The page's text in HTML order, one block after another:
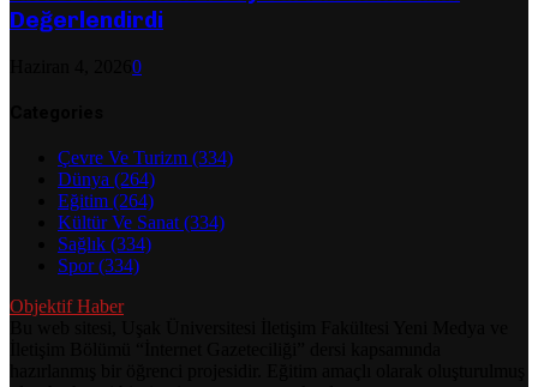
Değerlendirdi
0
Çevre Ve Turizm (334)
Dünya (264)
Eğitim (264)
Kültür Ve Sanat (334)
Sağlık (334)
Spor(334)
Objektif Haber